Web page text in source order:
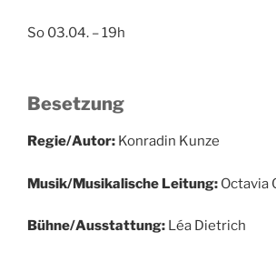
So 03.04. – 19h
Besetzung
Regie/Autor: Konradin Kunze
Musik/Musikalische Leitung: Octavia
Bühne/Ausstattung: Léa Dietrich